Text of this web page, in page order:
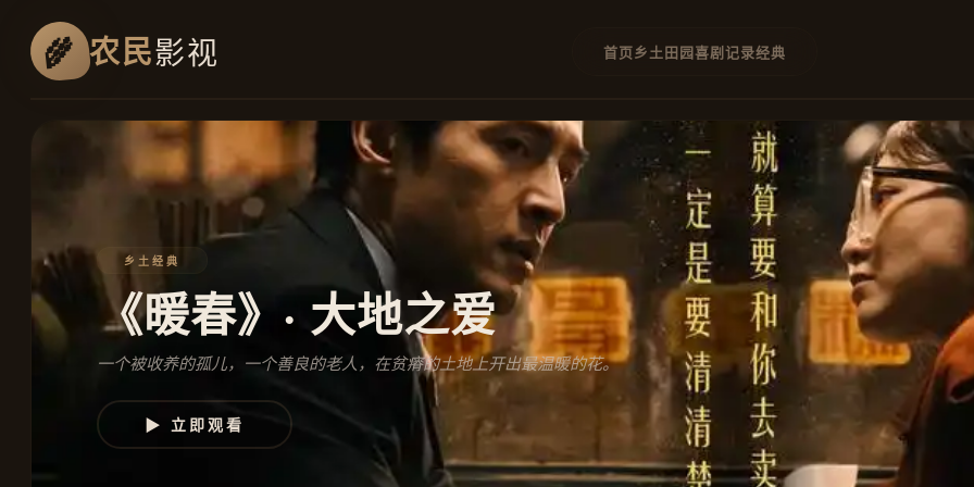
农民影视 首页乡土田园喜剧记录经典
乡土经典
《暖春》· 大地之爱
一个被收养的孤儿，一个善良的老人，在贫瘠的土地上开出最温暖的花。
▶ 立即观看